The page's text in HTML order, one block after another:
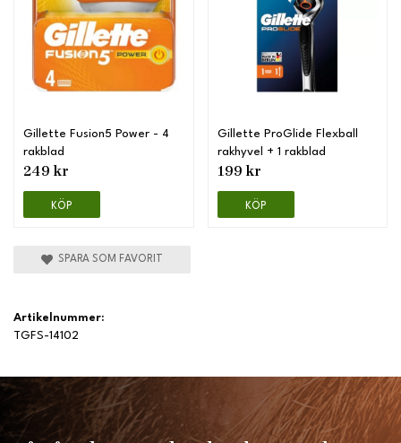
Gillette Fusion5 Power - 4
rakblad
249 kr
KÖP
Gillette ProGlide Flexball
rakhyvel + 1 rakblad
199 kr
KÖP
SPARA SOM FAVORIT
Artikelnummer:
TGFS-14102